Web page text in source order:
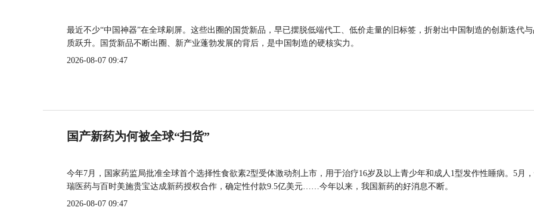
最近不少“中国神器”在全球刷屏。这些出圈的国货新品，早已摆脱低端代工、低价走量的旧标签，折射出中国制造的创新迭代
质跃升。国货新品不断出圈、新产业蓬勃发展的背后，是中国制造的硬核实力。
2026-08-07 09:47
国产新药为何被全球“扫货”
今年7月，国家药监局批准全球首个选择性食欲素2型受体激动剂上市，用于治疗16岁及以上青少年和成人1型发作性睡病。5月
瑞医药与百时美施贵宝达成新药授权合作，确定性付款9.5亿美元……今年以来，我国新药的好消息不断。
2026-08-07 09:47